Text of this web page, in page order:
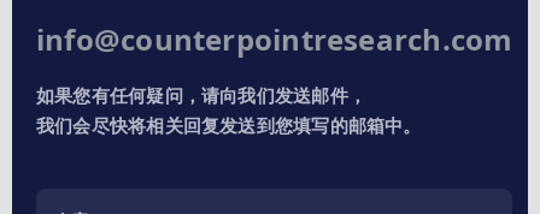
info@counterpointresearch.com
如果您有任何疑问，请向我们发送邮件，
我们会尽快将相关回复发送到您填写的邮箱中。